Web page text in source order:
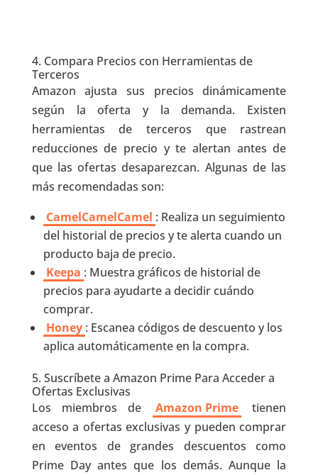
4. Compara Precios con Herramientas de
Terceros
Amazon ajusta sus precios dinámicamente
según la oferta y la demanda. Existen
herramientas de terceros que rastrean
reducciones de precio y te alertan antes de
que las ofertas desaparezcan. Algunas de las
más recomendadas son:
CamelCamelCamel : Realiza un seguimiento
del historial de precios y te alerta cuando un
producto baja de precio.
Keepa : Muestra gráficos de historial de
precios para ayudarte a decidir cuándo
comprar.
Honey : Escanea códigos de descuento y los
aplica automáticamente en la compra.
5. Suscríbete a Amazon Prime Para Acceder a
Ofertas Exclusivas
Los miembros de
Amazon Prime
tienen
acceso a ofertas exclusivas y pueden comprar
en eventos de grandes descuentos como
Prime Day antes que los demás. Aunque la